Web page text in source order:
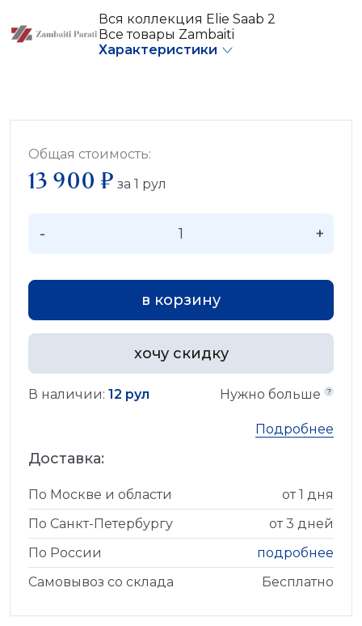
Вся коллекция Elie Saab 2
Все товары Zambaiti
Характеристики
Общая стоимость:
13 900 ₽ за 1 рул
- +
в корзину
хочу скидку
В наличии: 12 рул Нужно больше
Подробнее
Доставка:
По Москве и области
от 1 дня
По Санкт-Петербургу
от 3 дней
По России
подробнее
Самовывоз со склада
Бесплатно